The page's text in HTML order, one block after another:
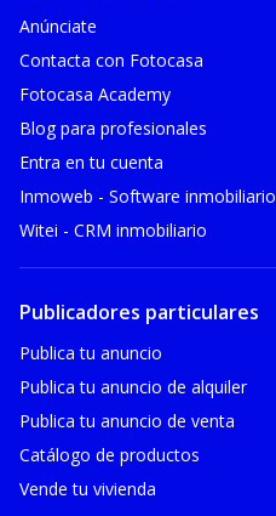
Anúnciate
Contacta con Fotocasa
Fotocasa Academy
Blog para profesionales
Entra en tu cuenta
Inmoweb - Software inmobiliario
Witei - CRM inmobiliario
Publicadores particulares
Publica tu anuncio
Publica tu anuncio de alquiler
Publica tu anuncio de venta
Catálogo de productos
Vende tu vivienda